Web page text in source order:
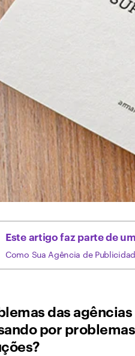
Este artigo faz parte de
Como Sua Agência de
das
por